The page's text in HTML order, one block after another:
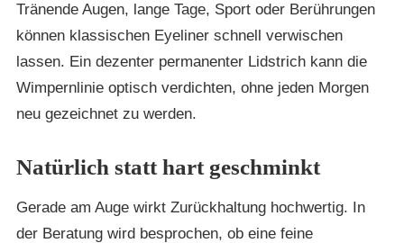
Tränende Augen, lange Tage, Sport oder Berührungen
können klassischen Eyeliner schnell verwischen
lassen. Ein dezenter permanenter Lidstrich kann die
Wimpernlinie optisch verdichten, ohne jeden Morgen
neu gezeichnet zu werden.
Natürlich statt hart geschminkt
Gerade am Auge wirkt Zurückhaltung hochwertig. In
der Beratung wird besprochen, ob eine feine